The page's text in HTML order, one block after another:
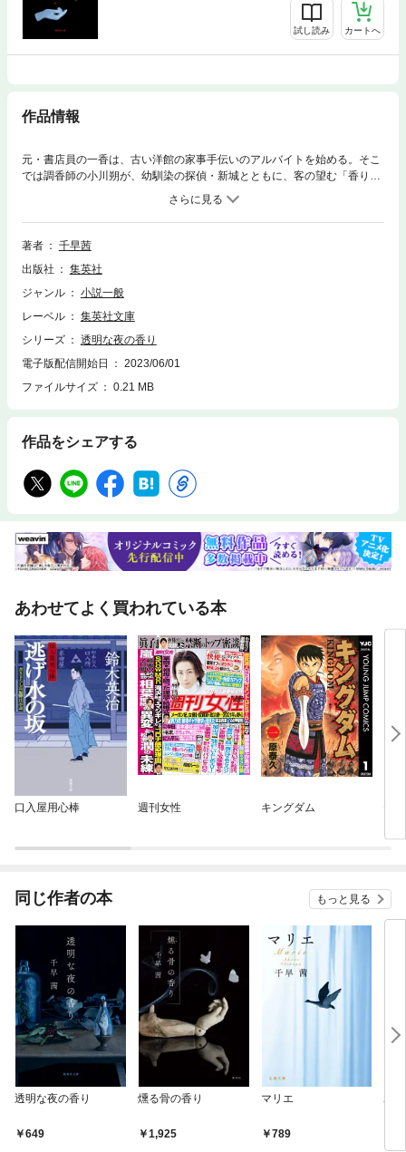
試し読み カートへ
作品情報
元・書店員の一香は、古い洋館の家事手伝いのアルバイトを始める。そこ
では調香師の小川朔が、幼馴染の探偵・新城とともに、客の望む「香り」
を作っていた。人並み外れた嗅覚を持ち、鼻で、相手の行動パターンや健
康状態を一瞬にして嗅ぎ分ける朔は、どんな香りでも作り出すことがで
き、それゆえ風変わりな依頼が次々と届けられる。だが、一香は朔の近く
にいるうちに、彼が天才的嗅覚を持つがゆえに深い孤独を抱えていること
ティックな長編小説。第６回渡辺淳一文学賞受賞作。
著者
千早茜
出版社
集英社
ジャンル
小説一般
レーベル
集英社文庫
シリーズ
透明な夜の香り
電子版配信開始日
2023/06/01
ファイルサイズ
0.21 MB
作品をシェアする
あわせてよく買われている本
口入屋用心棒 週刊女性 キングダム セ
同じ作者の本 もっと見る
透明な夜の香り
649
燻る骨の香り
1,925
マリエ
789